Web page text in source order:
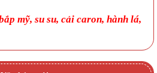
mỹ, su su, cải caron, hành lá,